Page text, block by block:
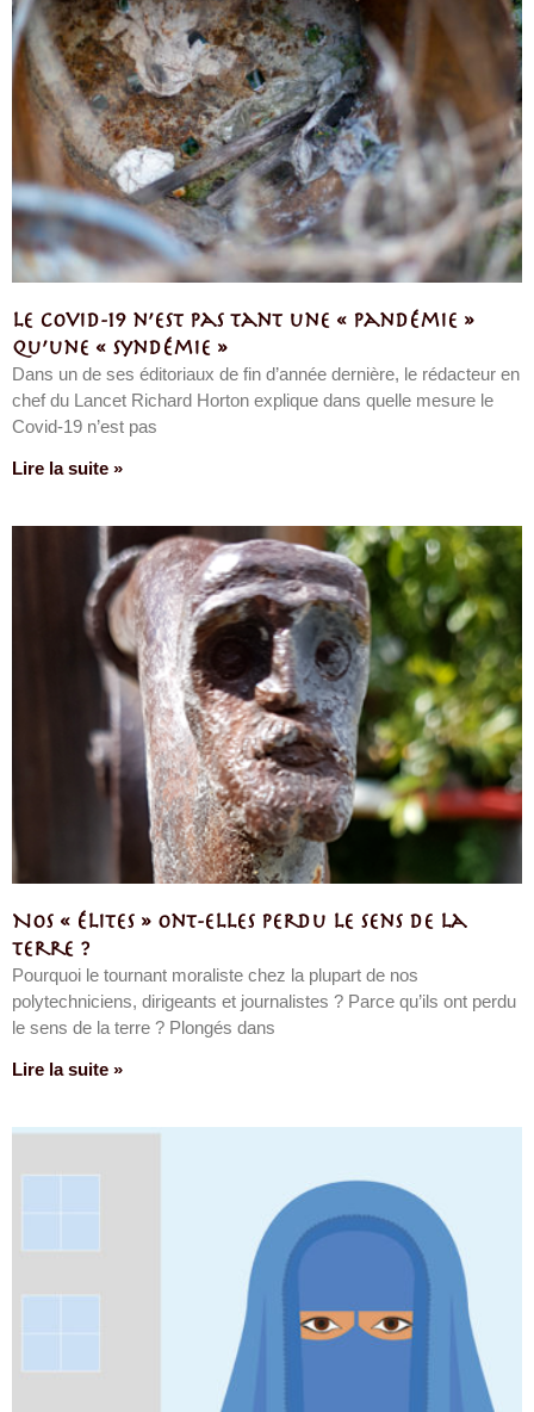
Le Covid-19 n’est pas tant une « pandémie »
qu’une « syndémie »
Dans un de ses éditoriaux de fin d’année dernière, le rédacteur en
chef du Lancet Richard Horton explique dans quelle mesure le
Covid-19 n’est pas
Lire la suite »
Nos « élites » ont-elles perdu le sens de la
terre ?
Pourquoi le tournant moraliste chez la plupart de nos
polytechniciens, dirigeants et journalistes ? Parce qu’ils ont perdu
le sens de la terre ? Plongés dans
Lire la suite »